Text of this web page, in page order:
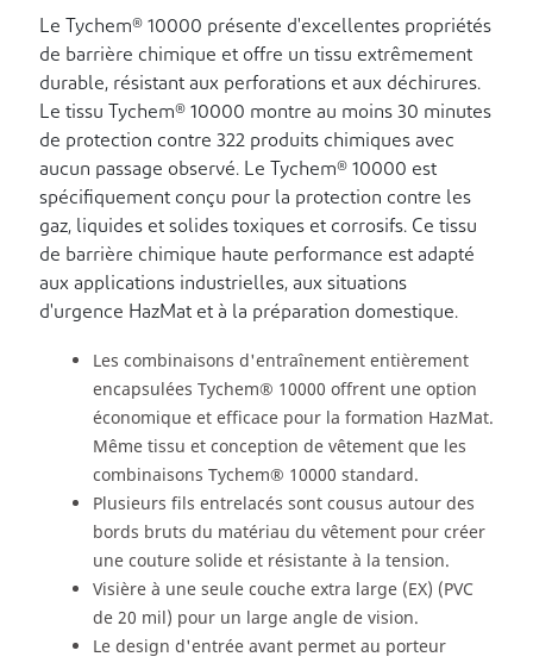
Le Tychem® 10000 présente d'excellentes propriétés
de barrière chimique et offre un tissu extrêmement
durable, résistant aux perforations et aux déchirures.
Le tissu Tychem® 10000 montre au moins 30 minutes
de protection contre 322 produits chimiques avec
aucun passage observé. Le Tychem® 10000 est
spécifiquement conçu pour la protection contre les
gaz, liquides et solides toxiques et corrosifs. Ce tissu
de barrière chimique haute performance est adapté
aux applications industrielles, aux situations
d'urgence HazMat et à la préparation domestique.
Les combinaisons d'entraînement entièrement
encapsulées Tychem® 10000 offrent une option
économique et efficace pour la formation HazMat.
Même tissu et conception de vêtement que les
combinaisons Tychem® 10000 standard.
Plusieurs fils entrelacés sont cousus autour des
bords bruts du matériau du vêtement pour créer
une couture solide et résistante à la tension.
Visière à une seule couche extra large (EX) (PVC
de 20 mil) pour un large angle de vision.
Le design d'entrée avant permet au porteur